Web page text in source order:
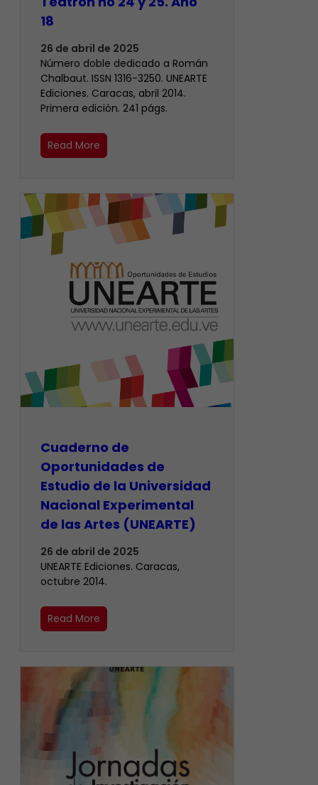
18
26 de abril de 2025
Número doble dedicado a Román
Chalbaut. ISSN 1316-3250. UNEARTE
Ediciones. Caracas, abril 2014.
Primera edición. 241 págs.
Read More
Cuaderno de
Oportunidades de
Estudio de la Universidad
Nacional Experimental
de las Artes (UNEARTE)
26 de abril de 2025
UNEARTE Ediciones. Caracas,
octubre 2014.
Read More